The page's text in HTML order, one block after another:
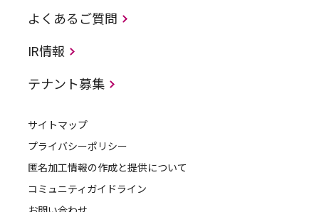
よくあるご質問
IR情報
テナント募集
サイトマップ
プライバシーポリシー
匿名加工情報の作成と提供について
コミュニティガイドライン